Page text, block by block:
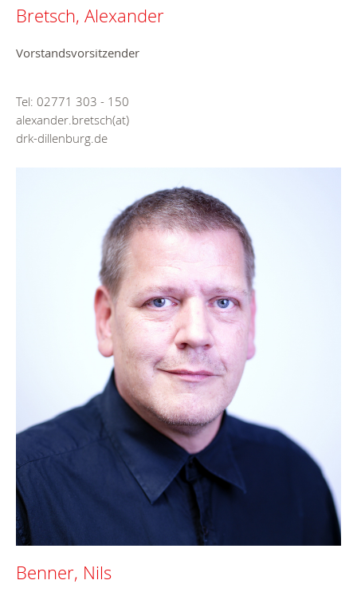
Bretsch, Alexander
Vorstandsvorsitzender
Tel: 02771 303 - 150
alexander.bretsch(at)
drk-dillenburg.de
Benner, Nils